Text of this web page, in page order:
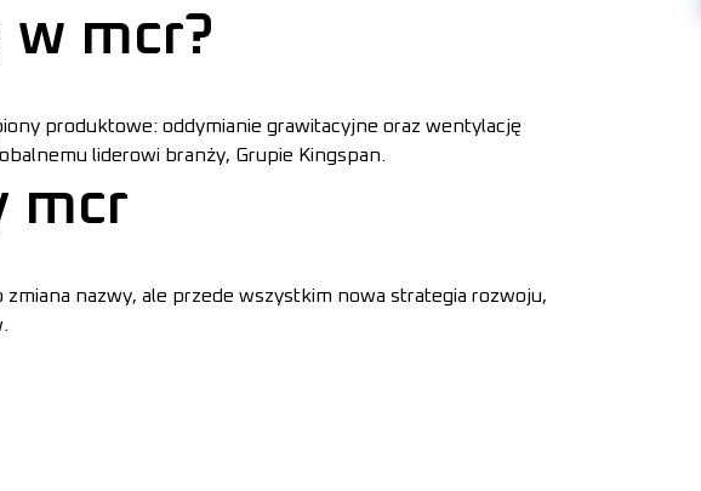
w mcr?
produktowe: oddymianie grawitacyjne oraz wentylację
liderowi branży, Grupie Kingspan.
mcr
zmiana nazwy, ale przede wszystkim nowa strategia rozwoju,